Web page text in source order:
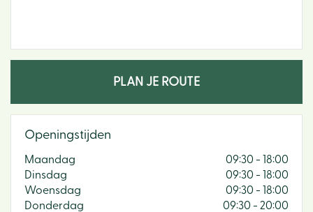
PLAN JE ROUTE
Openingstijden
Maandag
09:30 - 18:00
Dinsdag
09:30 - 18:00
Woensdag
09:30 - 18:00
Donderdag
09:30 - 20:00